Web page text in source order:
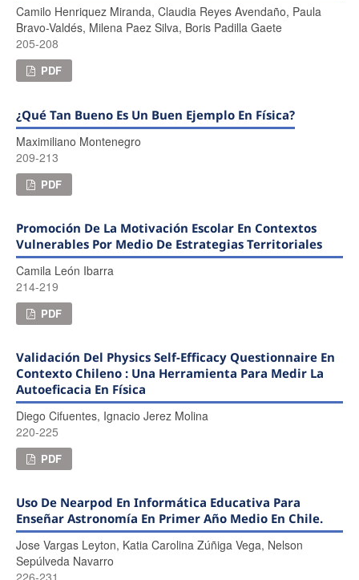
Camilo Henriquez Miranda, Claudia Reyes Avendaño, Paula
Bravo-Valdés, Milena Paez Silva, Boris Padilla Gaete
205-208
PDF
¿Qué Tan Bueno Es Un Buen Ejemplo En Física?
Maximiliano Montenegro
209-213
PDF
Promoción De La Motivación Escolar En Contextos
Vulnerables Por Medio De Estrategias Territoriales
Camila León Ibarra
214-219
PDF
Validación Del Physics Self-Efficacy Questionnaire En
Contexto Chileno : Una Herramienta Para Medir La
Autoeficacia En Física
Diego Cifuentes, Ignacio Jerez Molina
220-225
PDF
Uso De Nearpod En Informática Educativa Para
Enseñar Astronomía En Primer Año Medio En Chile.
Jose Vargas Leyton, Katia Carolina Zúñiga Vega, Nelson
Sepúlveda Navarro
226-231